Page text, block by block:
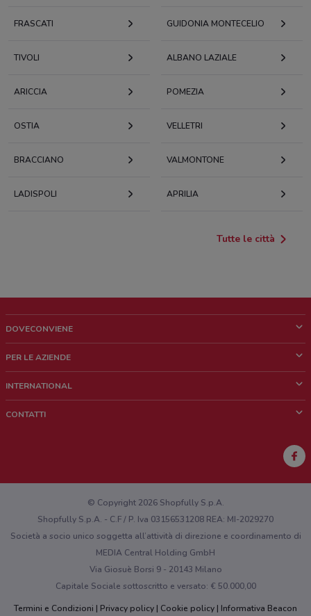
FRASCATI GUIDONIA MONTECELIO
TIVOLI ALBANO LAZIALE
ARICCIA POMEZIA
OSTIA VELLETRI
BRACCIANO VALMONTONE
LADISPOLI APRILIA
Tutte le città
DOVECONVIENE
Chi siamo
Lavora con noi
PER LE AZIENDE
Richieste commerciali e marketing
INTERNATIONAL
CONTATTI
Hai un malfunzionamento sul web o sull'app?
© Copyright 2026 Shopfully S.p.A.
Shopfully S.p.A. - C.F / P. Iva 03156531208 REA: MI-2029270
Società a socio unico soggetta all’attività di direzione e coordinamento di
MEDIA Central Holding GmbH
Via Giosuè Borsi 9 - 20143 Milano
Capitale Sociale sottoscritto e versato: € 50.000,00
Termini e Condizioni
Privacy policy Cookie policy Informativa Beacon